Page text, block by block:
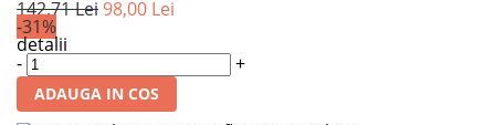
142,71 Lei 98,00 Lei
-31%
detalii
- +
ADAUGA IN COS